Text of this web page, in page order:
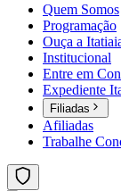
Quem Somos
Programação
Ouça a
Institucional
Entre em
Expediente
Filiadas
Afiliadas
Trabalhe